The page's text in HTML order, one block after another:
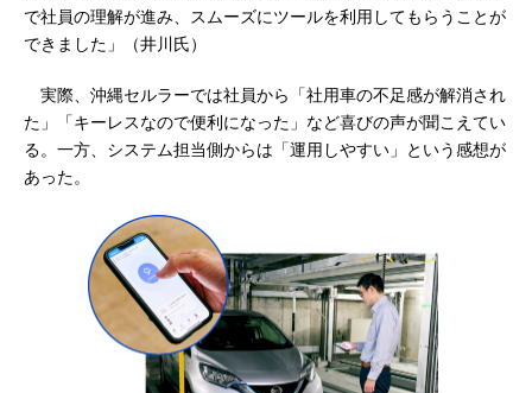
で社員の理解が進み、スムーズにツールを利用してもらうことが
できました」（井川氏）
実際、沖縄セルラーでは社員から「社用車の不足感が解消され
た」「キーレスなので便利になった」など喜びの声が聞こえてい
る。一方、システム担当側からは「運用しやすい」という感想が
あった。